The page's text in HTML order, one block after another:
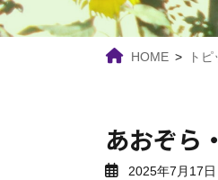
HOME ト
あおぞら
2025年7月17日